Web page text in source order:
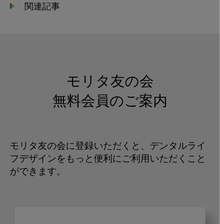
関連記事
モリタ友の会
無料会員のご案内
モリタ友の会に登録いただくと、デンタルライ
フデザインをもっと便利にご利用いただくこと
ができます。